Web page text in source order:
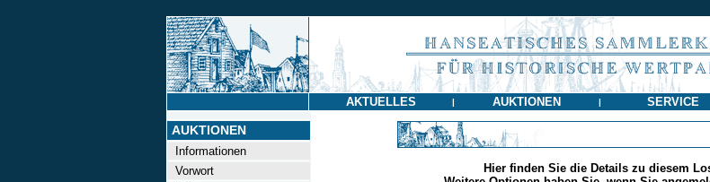
AKTUELLES | AUKTIONEN | SERVICE
AUKTIONEN
Informationen
Vorwort
Hier finden Sie die Details zu diesem